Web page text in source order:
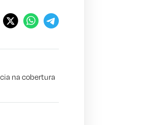
na cobertura